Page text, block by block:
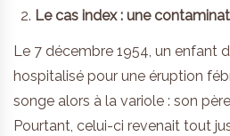
Le cas index : une
Le 7 décembre 1954, un enfant
hospitalisé pour une éruption
songe alors à la variole : son
Pourtant, celui-ci revenait tout